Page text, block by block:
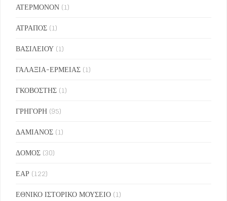
ΑΤΕΡΜΟΝΟΝ (1)
ΑΤΡΑΠΟΣ (1)
ΒΑΣΙΛΕΙΟΥ (1)
ΓΑΛΑΞΙΑ-ΕΡΜΕΙΑΣ (1)
ΓΚΟΒΟΣΤΗΣ (1)
ΓΡΗΓΟΡΗ (95)
ΔΑΜΙΑΝΟΣ (1)
ΔΟΜΟΣ (30)
ΕΑΡ (122)
ΕΘΝΙΚΟ ΙΣΤΟΡΙΚΟ ΜΟΥΣΕΙΟ (1)